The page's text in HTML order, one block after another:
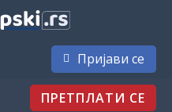
Пријави се
ПРЕТПЛАТИ СЕ